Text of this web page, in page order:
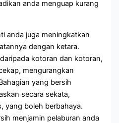
anda menguap kurang
anda juga meningkatkan
dengan ketara.
kotoran dan kotoran,
mengurangkan
yang bersih
secara sekata,
yang boleh berbahaya.
menjamin pelaburan anda